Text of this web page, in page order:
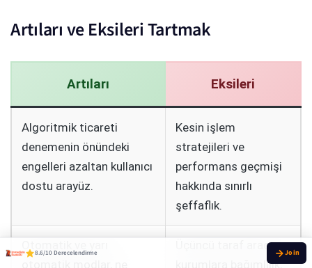
Artıları ve Eksileri Tartmak
Artıları Eksileri
Algoritmik ticareti
denemenin önündeki
engelleri azaltan kullanıcı
dostu arayüz.
Kesin işlem
stratejileri ve
performans geçmişi
hakkında sınırlı
şeffaflık.
Üçüncü taraf aracı
kurumlara bağımlılık,
8.6/10 Derecelendirme